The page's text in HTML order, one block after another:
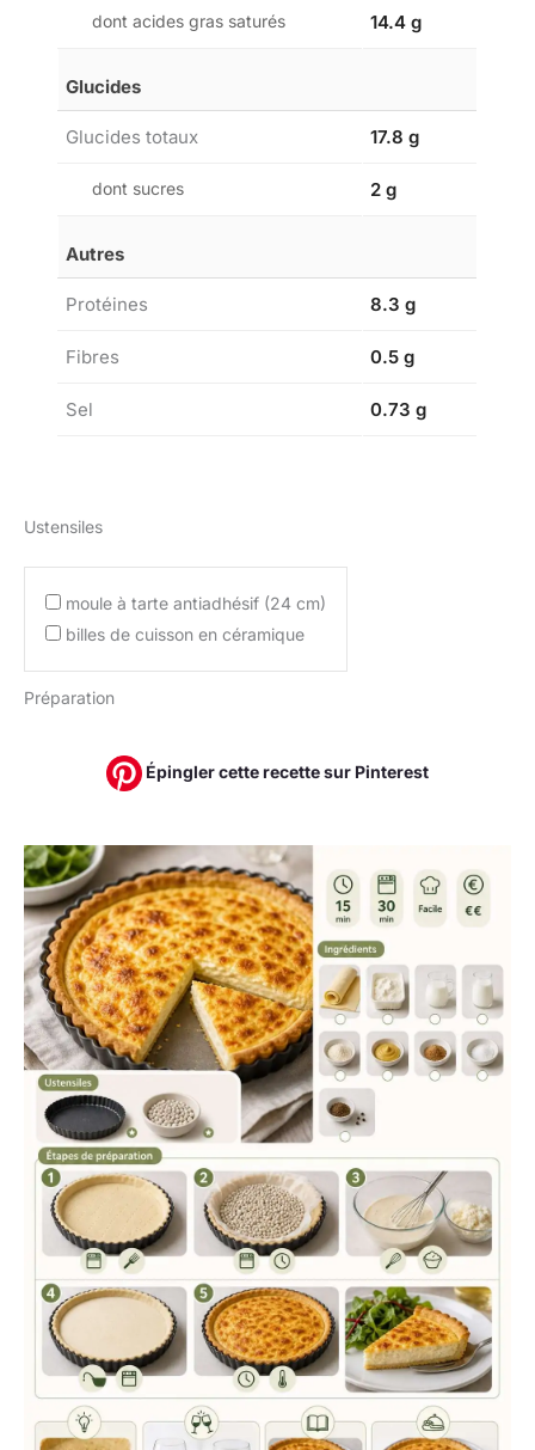
dont acides gras saturés 14.4 g
Glucides
Glucides totaux 17.8 g
dont sucres 2 g
Autres
Protéines 8.3 g
Fibres 0.5 g
Sel 0.73 g
Ustensiles
moule à tarte antiadhésif (24 cm)
billes de cuisson en céramique
Préparation
Épingler cette recette sur Pinterest